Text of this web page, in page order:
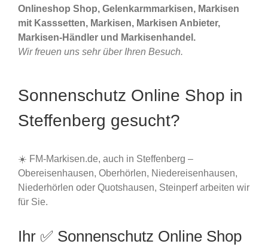
Onlineshop Shop, Gelenkarmmarkisen, Markisen
mit Kasssetten, Markisen, Markisen Anbieter,
Markisen-Händler und Markisenhandel.
Wir freuen uns sehr über Ihren Besuch.
Sonnenschutz Online Shop in
Steffenberg gesucht?
☀️ FM-Markisen.de, auch in Steffenberg –
Obereisenhausen, Oberhörlen, Niedereisenhausen,
Niederhörlen oder Quotshausen, Steinperf arbeiten wir
für Sie.
Ihr ✅ Sonnenschutz Online Shop